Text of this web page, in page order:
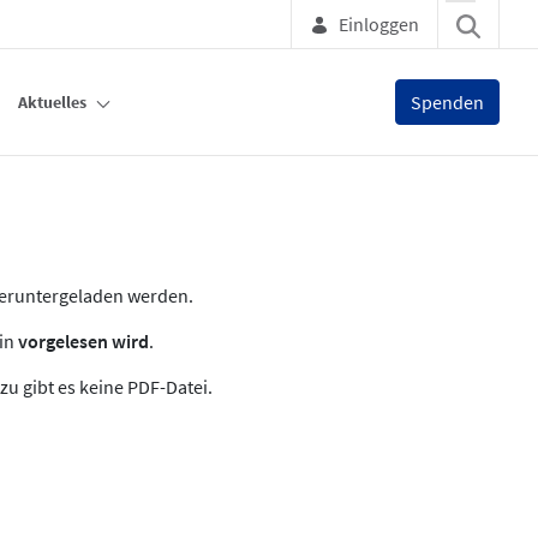
Einloggen
Aktuelles Spenden
werden.
vorgelesen wird.
gibt es keine PDF-Datei.